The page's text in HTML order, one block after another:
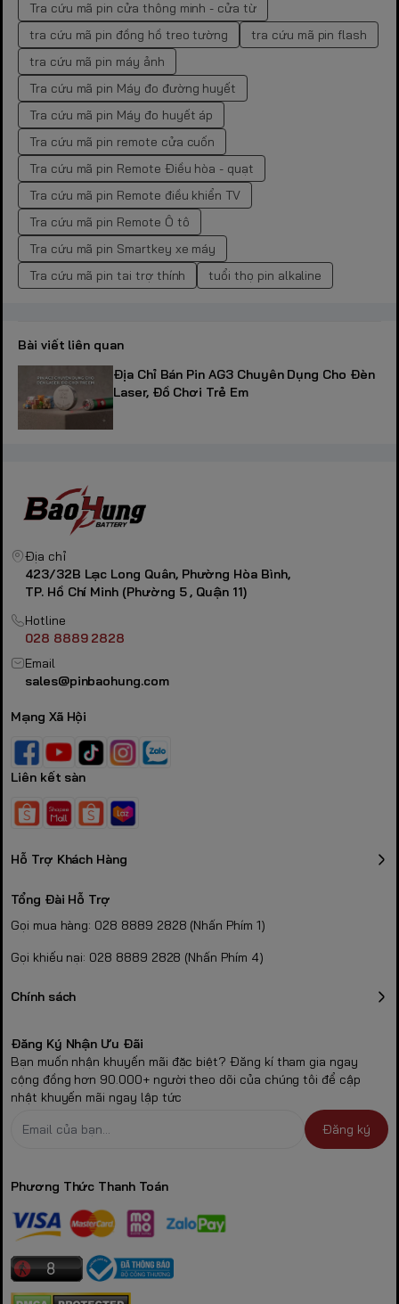
Tra cứu mã pin cửa thông minh - cửa từ
tra cứu mã pin đồng hồ treo tường
tra cứu mã pin flash
tra cứu mã pin máy ảnh
Tra cứu mã pin Máy đo đường huyết
Tra cứu mã pin Máy đo huyết áp
Tra cứu mã pin remote cửa cuốn
Tra cứu mã pin Remote Điều hòa - quạt
Tra cứu mã pin Remote điều khiển TV
Tra cứu mã pin Remote Ô tô
Tra cứu mã pin Smartkey xe máy
Tra cứu mã pin tai trợ thính
tuổi thọ pin alkaline
Bài viết liên quan
Địa Chỉ Bán Pin AG3 Chuyên Dụng Cho Đèn
Laser, Đồ Chơi Trẻ Em
Địa chỉ
423/32B Lạc Long Quân, Phường Hòa Bình,
TP. Hồ Chí Minh (Phường 5 , Quận 11)
Hotline
028 8889 2828
Email
sales@pinbaohung.com
Mạng Xã Hội
Liên kết sàn
Hỗ Trợ Khách Hàng
Tổng Đài Hỗ Trợ
Gọi mua hàng: 028 8889 2828 (Nhấn Phím 1)
Gọi khiếu nại: 028 8889 2828 (Nhấn Phím 4)
Chính sách
Đăng Ký Nhận Ưu Đãi
Bạn muốn nhận khuyến mãi đặc biệt? Đăng kí tham gia ngay
cộng đồng hơn 90.000+ người theo dõi của chúng tôi để cập
nhật khuyến mãi ngay lập tức
Đăng ký
Phương Thức Thanh Toán